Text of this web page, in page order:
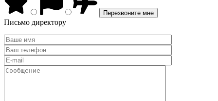
Письмо директору